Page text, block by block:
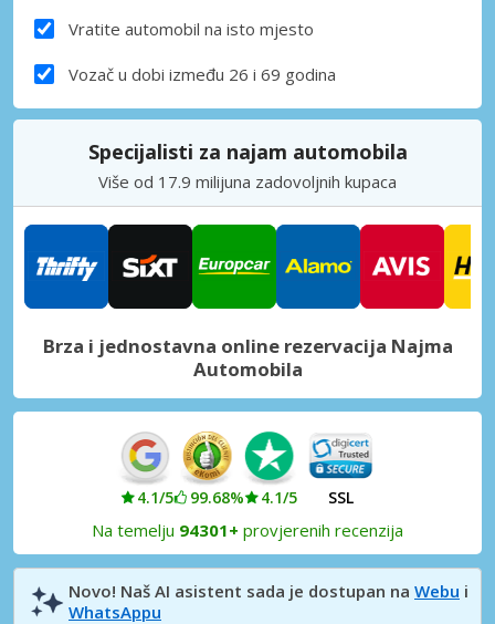
Vratite automobil na isto mjesto
Vozač u dobi između 26 i 69 godina
Specijalisti za najam automobila
Više od 17.9 milijuna zadovoljnih kupaca
Brza i jednostavna online rezervacija Najma
Automobila
4.1/5 99.68% 4.1/5 SSL
Na temelju 94301+ provjerenih recenzija
Novo! Naš AI asistent sada je dostupan na Webu i
WhatsAppu